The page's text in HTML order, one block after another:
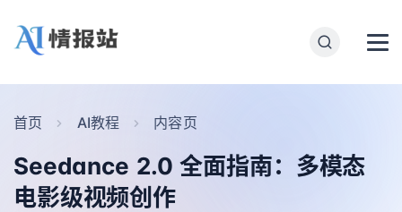
首页 AI教程 内容页
Seedance 2.0 全面指南：多模态
电影级视频创作